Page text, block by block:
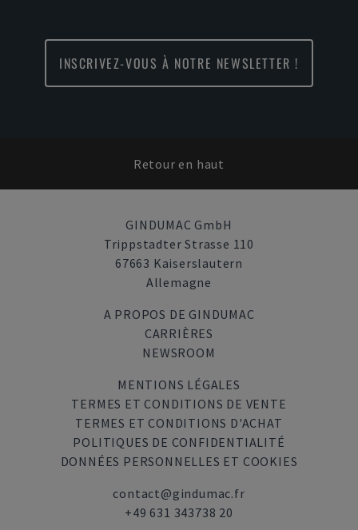
INSCRIVEZ-VOUS À NOTRE NEWSLETTER !
Retour en haut
GINDUMAC GmbH
Trippstadter Strasse 110
67663 Kaiserslautern
Allemagne
A PROPOS DE GINDUMAC
CARRIÈRES
NEWSROOM
MENTIONS LÉGALES
TERMES ET CONDITIONS DE VENTE
TERMES ET CONDITIONS D'ACHAT
POLITIQUES DE CONFIDENTIALITÉ
DONNÉES PERSONNELLES ET COOKIES
contact@gindumac.fr
+49 631 343738 20